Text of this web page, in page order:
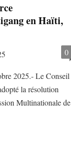
en Haïti,
0
2025.- Le Conseil
la résolution
Multinationale de